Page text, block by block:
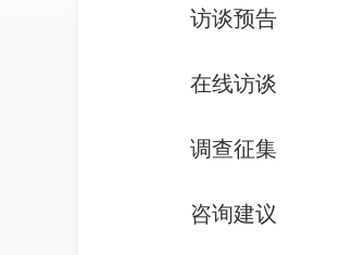
访谈预告
在线访谈
调查征集
咨询建议